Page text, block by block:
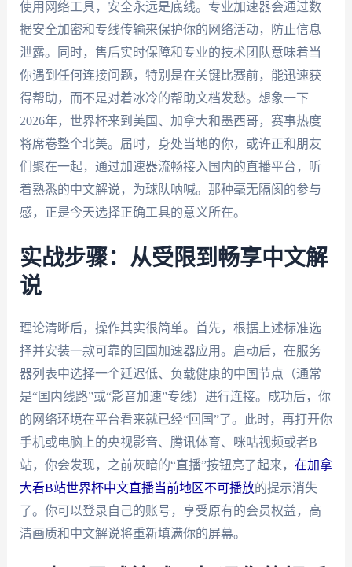
使用网络工具，安全永远是底线。专业加速器会通过数
据安全加密和专线传输来保护你的网络活动，防止信息
泄露。同时，售后实时保障和专业的技术团队意味着当
你遇到任何连接问题，特别是在关键比赛前，能迅速获
得帮助，而不是对着冰冷的帮助文档发愁。想象一下
2026年，世界杯来到美国、加拿大和墨西哥，赛事热度
将席卷整个北美。届时，身处当地的你，或许正和朋友
们聚在一起，通过加速器流畅接入国内的直播平台，听
着熟悉的中文解说，为球队呐喊。那种毫无隔阂的参与
感，正是今天选择正确工具的意义所在。
实战步骤：从受限到畅享中文解
说
理论清晰后，操作其实很简单。首先，根据上述标准选
择并安装一款可靠的回国加速器应用。启动后，在服务
器列表中选择一个延迟低、负载健康的中国节点（通常
是“国内线路”或“影音加速”专线）进行连接。成功后，你
的网络环境在平台看来就已经“回国”了。此时，再打开你
手机或电脑上的央视影音、腾讯体育、咪咕视频或者B
站，你会发现，之前灰暗的“直播”按钮亮了起来， 在加拿
大看B站世界杯中文直播当前地区不可播放的提示消失
了。你可以登录自己的账号，享受原有的会员权益，高
清画质和中文解说将重新填满你的屏幕。